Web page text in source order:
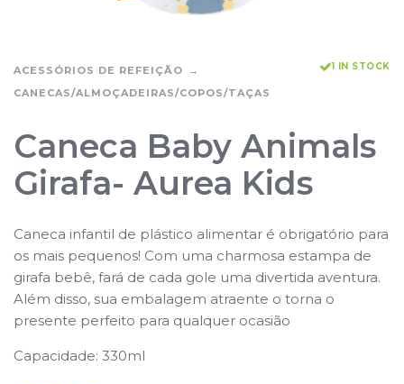
ACESSÓRIOS DE REFEIÇÃO
CANECAS/ALMOÇADEIRAS/COPOS/TAÇAS
1 IN STOCK
Caneca Baby Animals
Girafa- Aurea Kids
Caneca infantil de plástico alimentar é obrigatório para
os mais pequenos! Com uma charmosa estampa de
girafa bebê, fará de cada gole uma divertida aventura.
Além disso, sua embalagem atraente o torna o
presente perfeito para qualquer ocasião
Capacidade: 330ml